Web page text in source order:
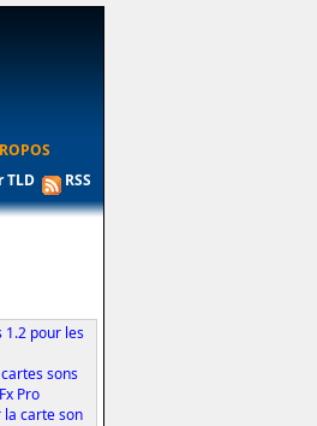
TLD RSS
1.2 pour les
sons
Pro
la carte son